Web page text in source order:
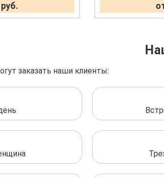
заказать наши клиенты: